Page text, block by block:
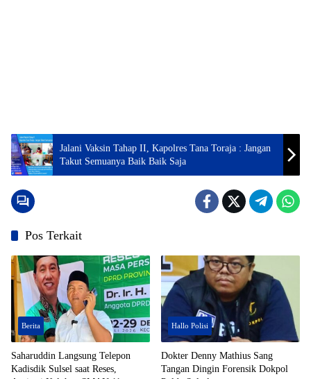
Jalani Vaksin Tahap II, Kapolres Tana Toraja : Jangan
Takut Semuanya Baik Baik Saja
Pos Terkait
Berita
Saharuddin Langsung Telepon
Kadisdik Sulsel saat Reses,
Hallo Polisi
Dokter Denny Mathius Sang
Tangan Dingin Forensik Dokpol